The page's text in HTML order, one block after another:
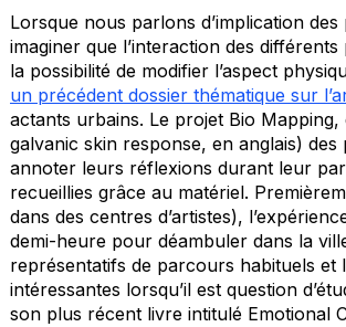
Lorsque nous parlons d’implication
imaginer que l’interaction des
la possibilité de modifier l’aspect
un précédent dossier thématique sur
actants urbains. Le projet Bio Mapping,
galvanic skin response, en anglais)
annoter leurs réflexions durant leur
recueillies grâce au matériel.
dans des centres d’artistes),
demi-heure pour déambuler dans la
représentatifs de parcours habituels et
intéressantes lorsqu’il est question
son plus récent livre intitulé Emotional